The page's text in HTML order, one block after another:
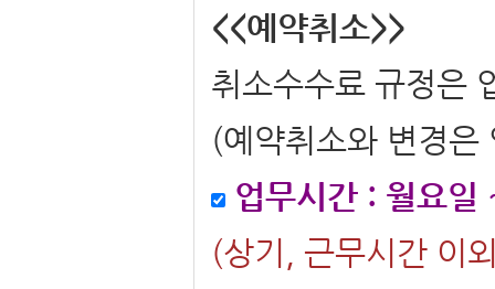
<<예약취소>>
취소수수료 규정은
(예약취소와 변경은
업무시간 : 월요
(상기, 근무시간 이